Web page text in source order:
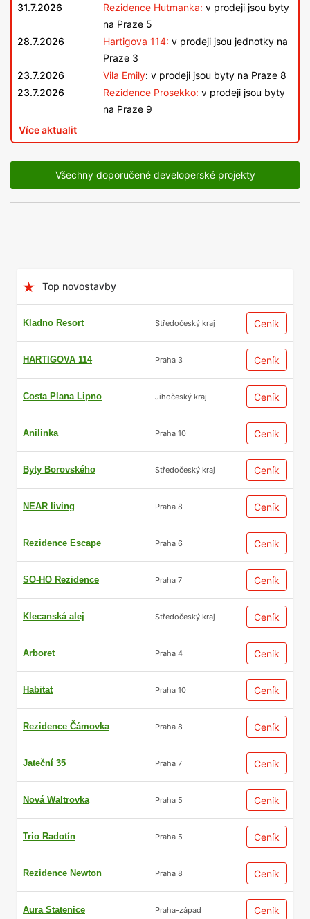
31.7.2026 Rezidence Hutmanka: v prodeji jsou byty
na Praze 5
28.7.2026
Hartigova 114: v prodeji jsou jednotky na
Praze 3
23.7.2026
Vila Emily: v prodeji jsou byty na Praze 8
23.7.2026
Rezidence Prosekko: v prodeji jsou byty
na Praze 9
Více aktualit
Všechny doporučené developerské projekty
Top novostavby
Kladno Resort Středočeský kraj Ceník
HARTIGOVA 114 Praha 3 Ceník
Costa Plana Lipno Jihočeský kraj Ceník
Anilinka Praha 10 Ceník
Byty Borovského Středočeský kraj Ceník
NEAR living Praha 8 Ceník
Rezidence Escape Praha 6 Ceník
SO-HO Rezidence Praha 7 Ceník
Klecanská alej Středočeský kraj Ceník
Arboret Praha 4 Ceník
Habitat Praha 10 Ceník
Rezidence Čámovka Praha 8 Ceník
Jateční 35 Praha 7 Ceník
Nová Waltrovka Praha 5 Ceník
Trio Radotín Praha 5 Ceník
Rezidence Newton Praha 8 Ceník
Aura Statenice Praha-západ Ceník